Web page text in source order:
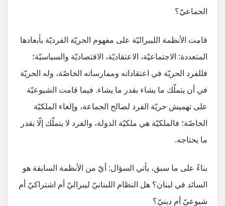
الجماعيّ؟
قامت الأنظمة الليبراليّة على مفهوم الحريّة الفرديّة بأبعادها
المتعددة: الاجتماعيّة، الاعتقاديّة، الاقتصاديّة والسياسيّة؛
فللفرد الحريّة في اعتقاداته وممارساته الخاصّة، وله الحريّة
في أن يتملّك ما يشاء بقدر ما يشاء. فيما قامت الشيوعيّة
على تهميش حريّة الفرد لصالح الجماعة، وإلغاء الملكيّة
الخاصّة؛ فالملكيّة هي ملكيّة الدولة، والفرد لا يتملّك إلّا بقدر
ما يحتاجه.
بناءً على ما سبق، يأتي السؤال: أيّ من الأنظمة السابقة هو
السائد في لبنان؟ هل النظام اللبنانيّ ليبراليّ أم اشتراكيّ أم
شيوعيّ أم دينيّ؟